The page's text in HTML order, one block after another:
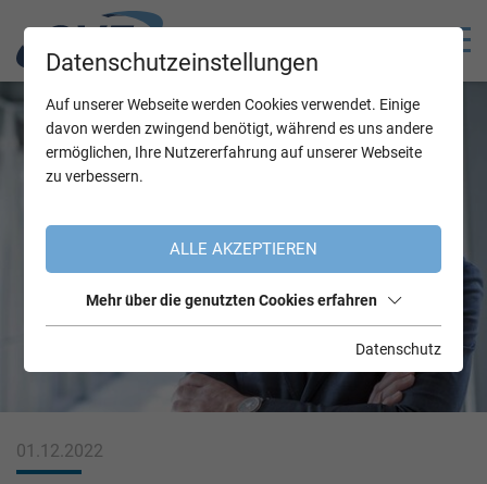
01.12.2022
Datenschutzeinstellungen
Auf unserer Webseite werden Cookies verwendet. Einige
davon werden zwingend benötigt, während es uns andere
ermöglichen, Ihre Nutzererfahrung auf unserer Webseite
zu verbessern.
ALLE AKZEPTIEREN
Mehr über die genutzten Cookies erfahren
Datenschutz